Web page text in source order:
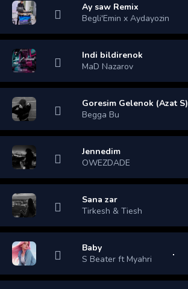
Ay saw Remix
Begli'Emin x Aydayozin
Indi bildirenok
MaD Nazarov
Goresim Gelenok (Azat S)
Begga Bu
Jennedim
OWEZDADE
Sana zar
Tirkesh & Tiesh
Baby
S Beater ft Myahri